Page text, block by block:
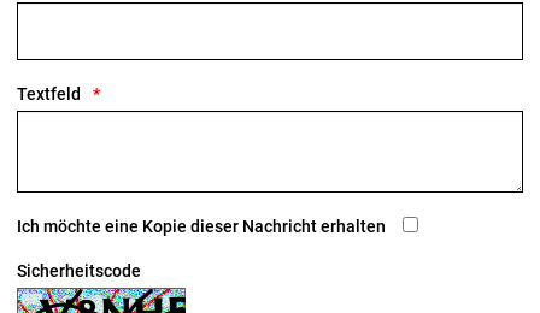
Anzahl Gänge: 1
Schalthebel: Shimano Dura-Ace R9270 Di2, 12fach
// Shimano Dura-Ace R9270 Di2, 12fach
Textfeld
Ich möchte eine Kopie dieser Nachricht erhalten
Sicherheitscode